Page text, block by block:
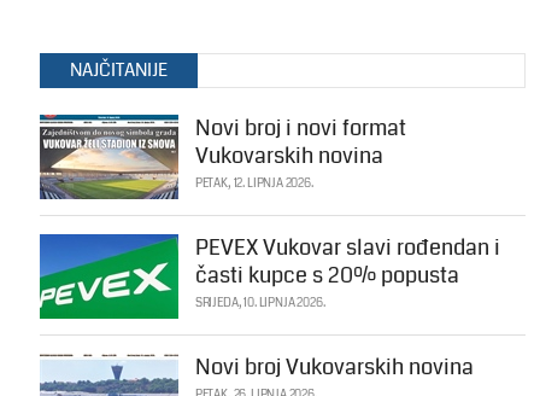
NAJČITANIJE
Novi broj i novi format
Vukovarskih novina
PETAK, 12. LIPNJA 2026.
PEVEX Vukovar slavi rođendan i
časti kupce s 20% popusta
SRIJEDA, 10. LIPNJA 2026.
Novi broj Vukovarskih novina